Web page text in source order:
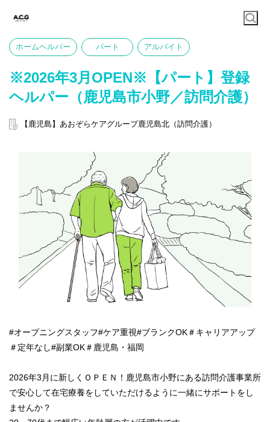
ホームヘルパー パート アルバイト
※2026年3月OPEN※【パート】登録
ヘルパー（鹿児島市小野／訪問介護）
【鹿児島】あおぞらケアグループ鹿児島北（訪問介護）
#オープニングスタッフ#ケア重視#ブランクOK＃キャリアアップ
＃定年なし#副業OK＃鹿児島・福岡
2026年3月に新しくＯＰＥＮ！鹿児島市小野にある訪問介護事業所
で安心して在宅療養をしていただけるように一緒にサポートをし
ませんか？